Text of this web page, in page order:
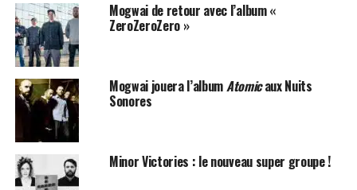
Mogwai de retour avec l’album «
ZeroZeroZero »
Mogwai jouera l’albumAtomicaux Nuits
Sonores
Minor Victories : le nouveau super groupe !